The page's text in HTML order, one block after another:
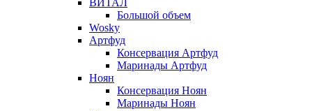
ВИТАЛ
Большой объем
Wosky
Артфуд
Консервация Артфуд
Маринады Артфуд
Ноян
Консервация Ноян
Маринады Ноян